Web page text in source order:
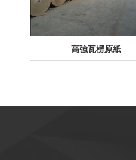
高強瓦楞原紙